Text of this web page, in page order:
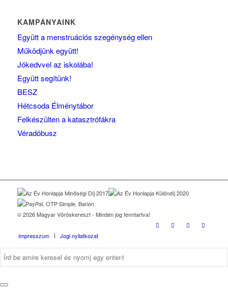
KAMPÁNYAINK
Együtt a menstruációs szegénység ellen
Működjünk együtt!
Jókedvvel az iskolába!
Együtt segítünk!
BESZ
Hétcsoda Élménytábor
Felkészülten a katasztrófákra
Véradóbusz
© 2026 Magyar Vöröskereszt - Minden jog fenntartva!
Impresszum Jogi nyilatkozat